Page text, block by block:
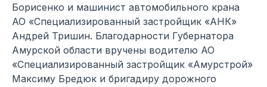
Борисенко и машинист автомобильного крана
АО «Специализированный застройщик «АНК»
Андрей Тришин. Благодарности Губернатора
Амурской области вручены водителю АО
«Специализированный застройщик «Амурстрой»
Максиму Бредюк и бригадиру дорожного